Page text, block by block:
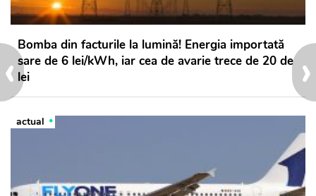
›
‹ Bomba din facturile la lumină! Energia importată
sare de 6 lei/kWh, iar cea de avarie trece de 20 de
lei
actual